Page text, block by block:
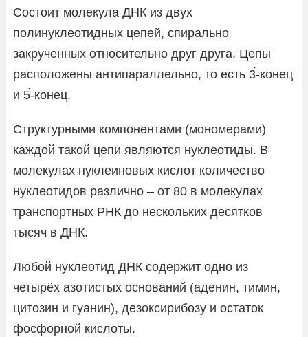
Состоит молекула ДНК из двух
полинуклеотидных цепей, спирально
закрученных относительно друг друга. Цепы
расположены антипараллельно, то есть 3́-конец
и 5́-конец.
Структурными компонентами (мономерами)
каждой такой цепи являются нуклеотиды. В
молекулах нуклеиновых кислот количество
нуклеотидов различно – от 80 в молекулах
транспортных РНК до нескольких десятков
тысяч в ДНК.
Любой нуклеотид ДНК содержит одно из
четырёх азотистых оснований (аденин, тимин,
цитозин и гуанин), дезоксирибозу и остаток
фосфорной кислоты.